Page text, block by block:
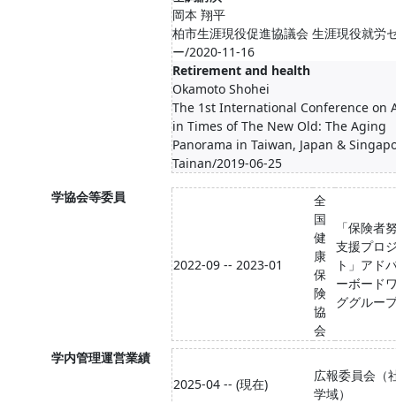
岡本 翔平
柏市生涯現役促進協議会 生涯現役就労
ー/2020-11-16
Retirement and health
Okamoto Shohei
The 1st International Conference on
in Times of The New Old: The Aging
Panorama in Taiwan, Japan &
Tainan/2019-06-25
学協会等委員
2022-09 -- 2023-01
全
国
健
康
保
険
協
会
「保険者
支援プロ
ト」アド
ーボード
ググルー
学内管理運営業績
2025-04 -- (現在)
広報委員会（
学域）